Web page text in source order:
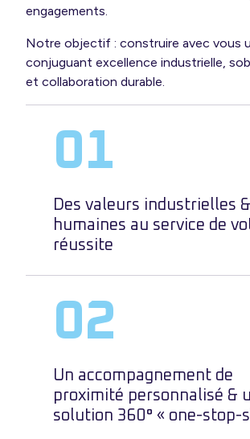
Formage
Tôlerie
industrielle
&
mécano-
de
surface
pièces
métalliques
laser
&
de
précision
engagements.
Notre objectif : construire avec vous
conjuguant excellence industrielle,
et collaboration durable.
Des valeurs industrielles &
humaines au service de
réussite
Un accompagnement de
proximité personnalisé &
solution 360° « one-stop-